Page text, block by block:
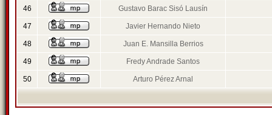
46 Gustavo Barac Sisó Lausín
47 Javier Hernando Nieto
48 Juan E. Mansilla Berrios
49 Fredy Andrade Santos
50 Arturo Pérez Arnal